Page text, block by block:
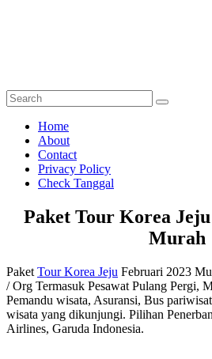
Menu
Home
About
Contact
Privacy Policy
Check Tanggal
Paket Tour Korea
Murah
Paket Tour Korea Jeju Februari 2023
/ Org Termasuk Pesawat Pulang Pergi,
Pemandu wisata, Asuransi, Bus
wisata yang dikunjungi. Pilihan
Airlines, Garuda Indonesia.